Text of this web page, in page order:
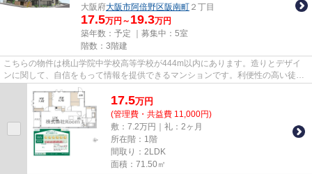
大阪府大阪市阿倍野区阪南町 ２丁目
17.5万円～ 19.3万円
築年数：予定 ｜募集中： 5室
階数：3階建
こちらの物件は桃山学院中学校高等学校が444m以内にあります。造りとデザイ
ンに関して、自信をもって情報を提供できるマンションです。利便性の高い徒歩
7分の物件です。お使いいただけ...
17.5万円
(管理費・共益費 11,000円)
敷：7.2万円｜礼：2ヶ月
所在階：1階
間取り：2LDK
面積：71.50㎡